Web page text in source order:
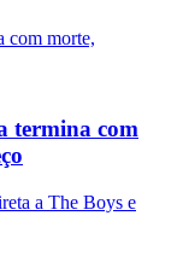
termina com